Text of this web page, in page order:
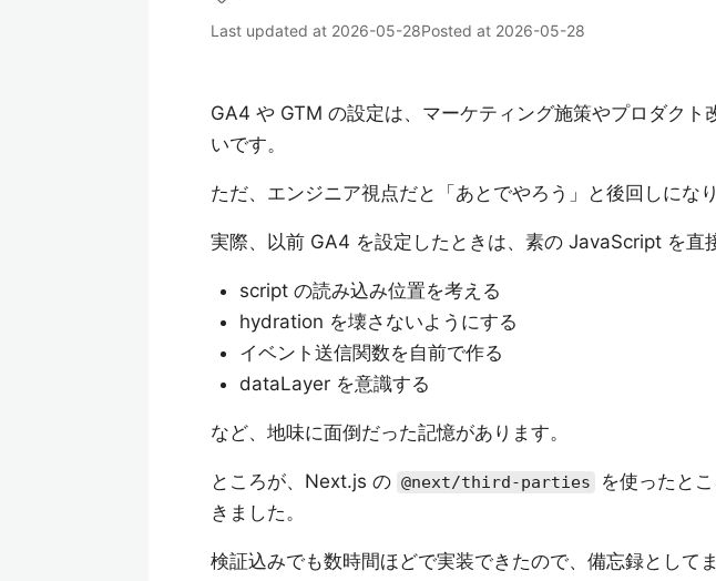
Last updated at 2026-05-28Posted at 2026-05-28
GA4 や GTM の設定は、マーケティング施策やプロダクト
いです。
ただ、エンジニア視点だと「あとでやろう」と後回しにな
実際、以前 GA4 を設定したときは、素の JavaScript を直
script の読み込み位置を考える
hydration を壊さないようにする
イベント送信関数を自前で作る
dataLayer を意識する
など、地味に面倒だった記憶があります。
ところが、Next.js の @next/third-parties
を使ったと
きました。
検証込みでも数時間ほどで実装できたので、備忘録としてま